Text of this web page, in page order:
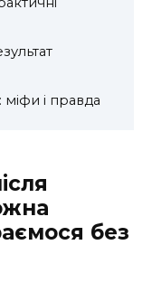
і правда
без